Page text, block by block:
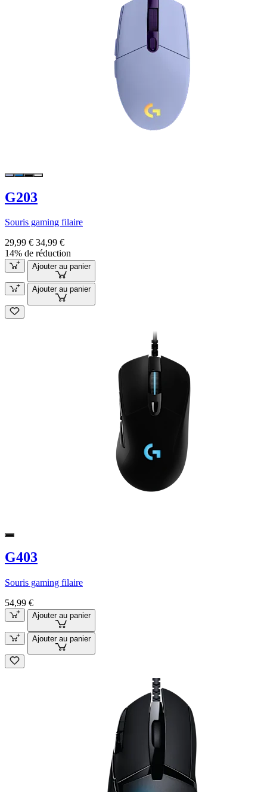
G203
Souris gaming filaire
29,99 € 34,99 €
14% de réduction
Ajouter au panier
Ajouter au panier
G403
Souris gaming filaire
54,99 €
Ajouter au panier
Ajouter au panier